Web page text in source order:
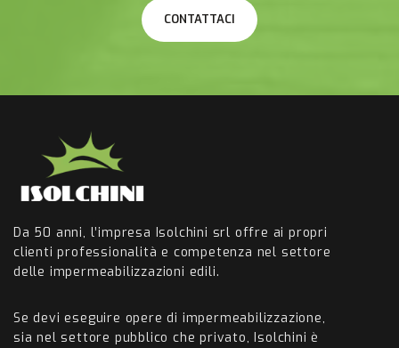
Da 50 anni, l’impresa Isolchini srl offre ai propri
clienti professionalità e competenza nel settore
delle impermeabilizzazioni edili.
Se devi eseguire opere di impermeabilizzazione,
sia nel settore pubblico che privato, Isolchini è